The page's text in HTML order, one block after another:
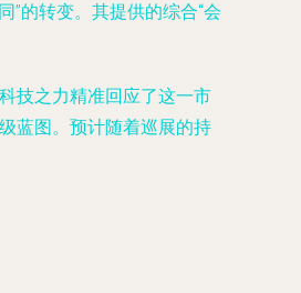
”的转变。其提供的综合“会
技之力精准回应了这一市
蓝图。预计随着巡展的持